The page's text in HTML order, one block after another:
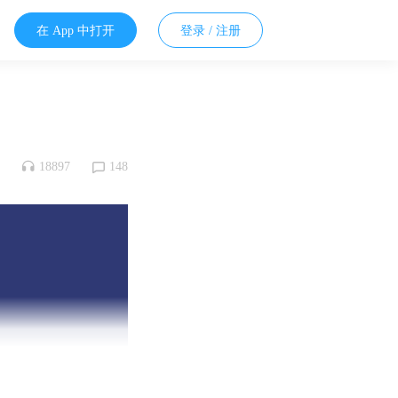
在 App 中打开 登录 / 注册
18897 148